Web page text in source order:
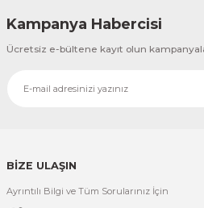
Kampanya Habercisi
Ücretsiz e-bültene kayıt olun
BİZE ULAŞIN
Ayrıntılı Bilgi ve Tüm Sorularınız İçin